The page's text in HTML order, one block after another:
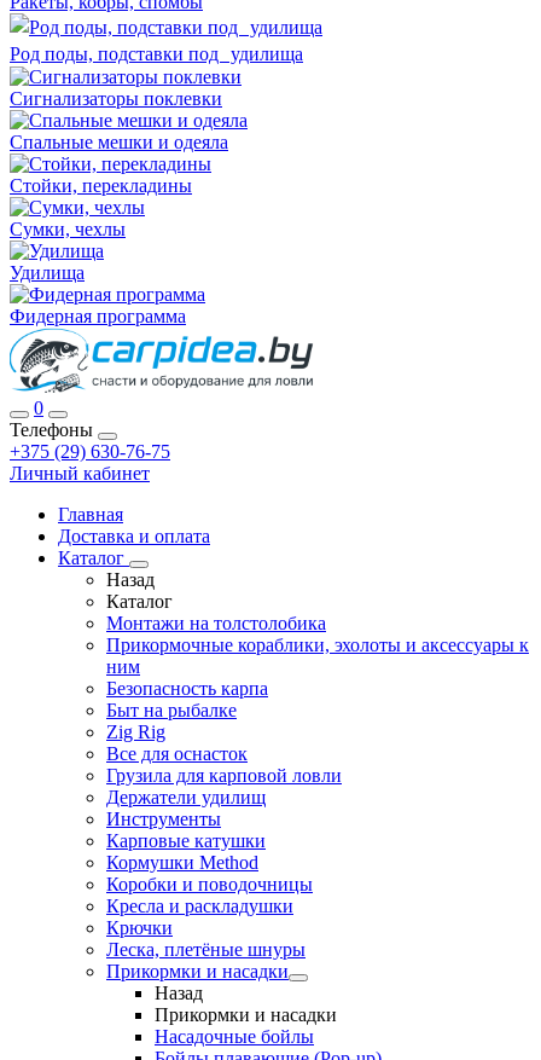
Род поды, подставки под удилища
Сигнализаторы поклевки
Спальные мешки и одеяла
Стойки, перекладины
Сумки, чехлы
Удилища
Фидерная программа
0
Телефоны
+375 (29) 630-76-75
Личный кабинет
Главная
Доставка и оплата
Каталог
Назад
Каталог
Монтажи на толстолобика
Прикормочные кораблики, эхолоты и аксессуары к
ним
Безопасность карпа
Быт на рыбалке
Zig Rig
Все для оснасток
Грузила для карповой ловли
Держатели удилищ
Инструменты
Карповые катушки
Кормушки Method
Коробки и поводочницы
Кресла и раскладушки
Крючки
Леска, плетёные шнуры
Прикормки и насадки
Назад
Прикормки и насадки
Насадочные бойлы